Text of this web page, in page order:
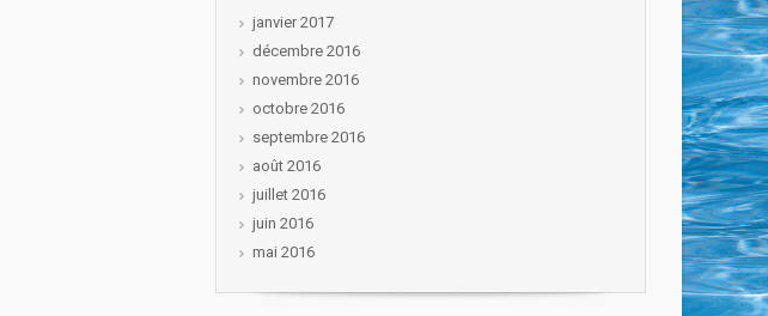
janvier 2017
décembre 2016
novembre 2016
octobre 2016
septembre 2016
août 2016
juillet 2016
juin 2016
mai 2016